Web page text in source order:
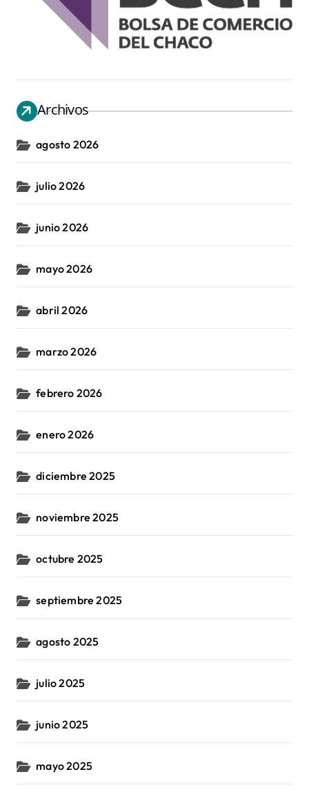
Archivos
agosto 2026
julio 2026
junio 2026
mayo 2026
abril 2026
marzo 2026
febrero 2026
enero 2026
diciembre 2025
noviembre 2025
octubre 2025
septiembre 2025
agosto 2025
julio 2025
junio 2025
mayo 2025